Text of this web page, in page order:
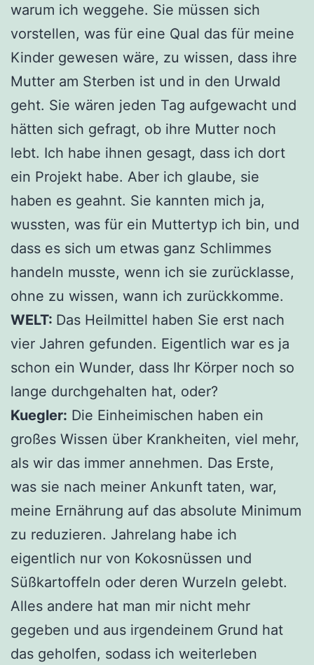
warum ich weggehe. Sie müssen sich
vorstellen, was für eine Qual das für meine
Kinder gewesen wäre, zu wissen, dass ihre
Mutter am Sterben ist und in den Urwald
geht. Sie wären jeden Tag aufgewacht und
hätten sich gefragt, ob ihre Mutter noch
lebt. Ich habe ihnen gesagt, dass ich dort
ein Projekt habe. Aber ich glaube, sie
haben es geahnt. Sie kannten mich ja,
wussten, was für ein Muttertyp ich bin, und
dass es sich um etwas ganz Schlimmes
handeln musste, wenn ich sie zurücklasse,
ohne zu wissen, wann ich zurückkomme.
WELT: Das Heilmittel haben Sie erst nach
vier Jahren gefunden. Eigentlich war es ja
schon ein Wunder, dass Ihr Körper noch so
lange durchgehalten hat, oder?
Kuegler: Die Einheimischen haben ein
großes Wissen über Krankheiten, viel mehr,
als wir das immer annehmen. Das Erste,
was sie nach meiner Ankunft taten, war,
meine Ernährung auf das absolute Minimum
zu reduzieren. Jahrelang habe ich
eigentlich nur von Kokosnüssen und
Süßkartoffeln oder deren Wurzeln gelebt.
Alles andere hat man mir nicht mehr
gegeben und aus irgendeinem Grund hat
das geholfen, sodass ich weiterleben